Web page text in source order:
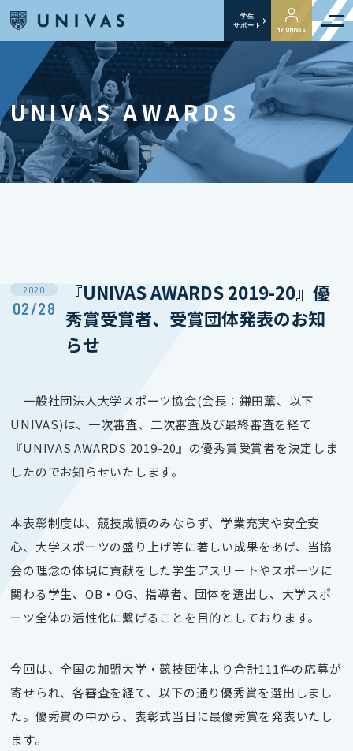
学生
サポート
My UNIVAS
UNIVAS AWARDS
2020
02/28
『UNIVAS AWARDS 2019-20』優
秀賞受賞者、受賞団体発表のお知
らせ
一般社団法人大学スポーツ協会(会長：鎌田薫、以下
UNIVAS)は、一次審査、二次審査及び最終審査を経て
『UNIVAS AWARDS 2019-20』の優秀賞受賞者を決定しま
したのでお知らせいたします。
本表彰制度は、競技成績のみならず、学業充実や安全安
心、大学スポーツの盛り上げ等に著しい成果をあげ、当協
会の理念の体現に貢献をした学生アスリートやスポーツに
関わる学生、OB・OG、指導者、団体を選出し、大学スポ
ーツ全体の活性化に繋げることを目的としております。
今回は、全国の加盟大学・競技団体より合計111件の応募が
寄せられ、各審査を経て、以下の通り優秀賞を選出しまし
た。優秀賞の中から、表彰式当日に最優秀賞を発表いたし
ます。